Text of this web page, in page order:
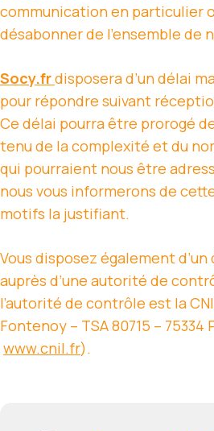
communication en particulier
désabonner de l’ensemble de
Socy.frdisposera d’un délai
pour répondre suivant
Ce délai pourra être prorogé
tenu de la complexité et du
qui pourraient nous être
nous vous informerons de
motifs la justifiant.
Vous disposez également
auprès d’une autorité de
l’autorité de contrôle est la
Fontenoy – TSA 80715 – 75334
www.cnil.fr).